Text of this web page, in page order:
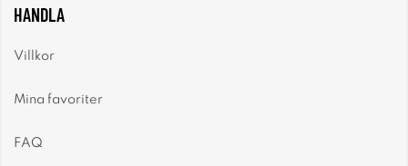
HANDLA
Villkor
Mina favoriter
FAQ